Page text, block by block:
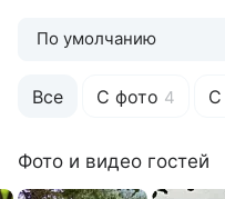
Кабельное ТВ в номерах
Киноконцертный зал
Количество корпусов: 6
Коттеджи
Охраняемая стоянка
Все С фото 4 С
По умолчанию
Фото и видео гостей